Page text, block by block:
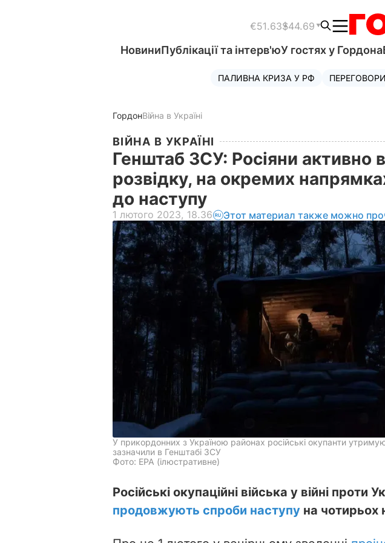
€51.63$44.69
НовиниПублікації та інтерв'юУ гостях у Гордона
ПАЛИВНА КРИЗА У РФ
ГордонВійна в Україні
ВІЙНА В УКРАЇНІ
Генштаб ЗСУ: Росіяни активно
розвідку, на окремих
до наступу
1 лютого 2023, 18.36 Этот материал также можно
У прикордонних з Україною районах російські окупанти
зазначили в Генштабі ЗСУ
Фото: EPA (ілюстративне)
Російські окупаційні війська у війні проти
продовжують спроби наступу на чотирьох